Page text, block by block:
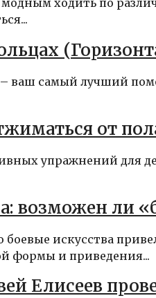
модным ходить по
ваш самый лучший
от
упражнений для
возможен ли
искусства
формы и приведения...
Елисеев